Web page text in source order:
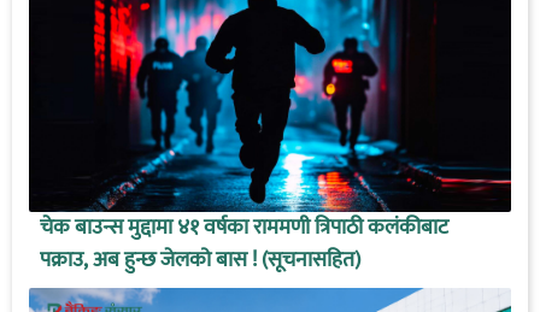
चेक बाउन्स मुद्दामा ४१ वर्षका राममणी त्रिपाठी कलंकीबाट
पक्राउ, अब हुन्छ जेलको बास ! (सूचनासहित)